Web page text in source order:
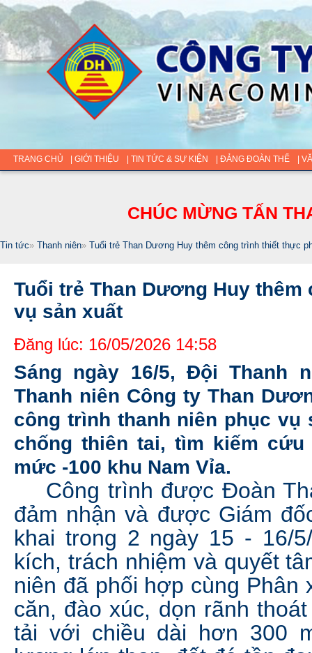
TRANG CHỦ | GIỚI THIỆU | TIN TỨC & SỰ KIỆN | ĐẢNG ĐOÀN THỂ |
CHÚC MỪNG TẤN
Tin tức» Thanh niên» Tuổi trẻ Than Dương Huy thêm công trình thiết thực
Tuổi trẻ Than Dương Huy
vụ sản xuất
Đăng lúc: 16/05/2026 14:58
Sáng ngày 16/5, Đội Thanh
Thanh niên Công ty Than
công trình thanh niên phục vụ
chống thiên tai, tìm kiếm
mức -100 khu Nam Vỉa.
Công trình được Đoàn
đảm nhận và được Giám
khai trong 2 ngày 15 - 16/
kích, trách nhiệm và quyết
niên đã phối hợp cùng
căn, đào xúc, dọn rãnh
tải với chiều dài hơn 300